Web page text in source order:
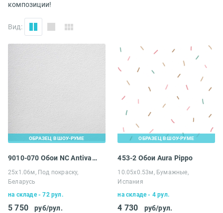
композиции!
Вид:
ОБРАЗЕЦ В ШОУ-РУМЕ
9010-070 Обои NC Antivandal Тисненный флизелин
25х1.06м, Под покраску,
Беларусь
на складе - 72 рул.
5 750 руб/рул.
ОБРАЗЕЦ В ШОУ-РУМЕ
453-2 Обои Aura Pippo
10.05х0.53м, Бумажные,
Испания
на складе - 4 рул.
4 730 руб/рул.